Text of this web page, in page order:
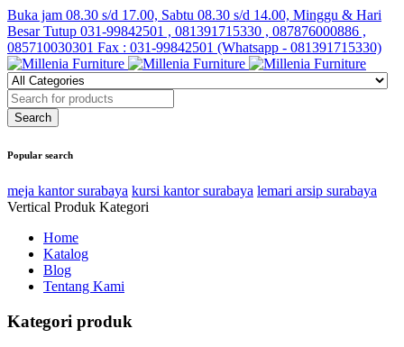
Buka jam 08.30 s/d 17.00, Sabtu 08.30 s/d 14.00, Minggu & Hari
Besar Tutup 031-99842501 , 081391715330 , 087876000886 ,
085710030301 Fax : 031-99842501 (Whatsapp - 081391715330)
Popular search
meja kantor surabaya kursi kantor surabaya lemari arsip surabaya
Vertical Produk Kategori
Home
Katalog
Blog
Tentang Kami
Kategori produk